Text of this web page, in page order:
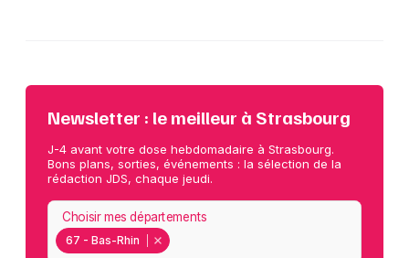
Newsletter : le meilleur à Strasbourg
J-4 avant votre dose hebdomadaire à Strasbourg.
Bons plans, sorties, événements : la sélection de la
rédaction JDS, chaque jeudi.
67 - Bas-Rhin
Choisir mes départements